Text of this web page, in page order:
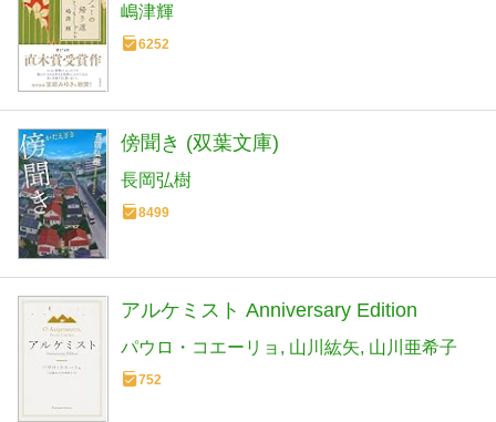
嶋津輝
6252
傍聞き (双葉文庫)
長岡弘樹
8499
アルケミスト Anniversary Edition
パウロ・コエーリョ 山川紘矢 山川亜希子
752